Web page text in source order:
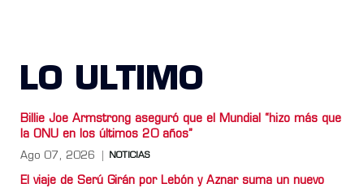
LO ULTIMO
Billie Joe Armstrong aseguró que el Mundial “hizo más que
la ONU en los últimos 20 años”
Ago 07, 2026 NOTICIAS
El viaje de Serú Girán por Lebón y Aznar suma un nuevo